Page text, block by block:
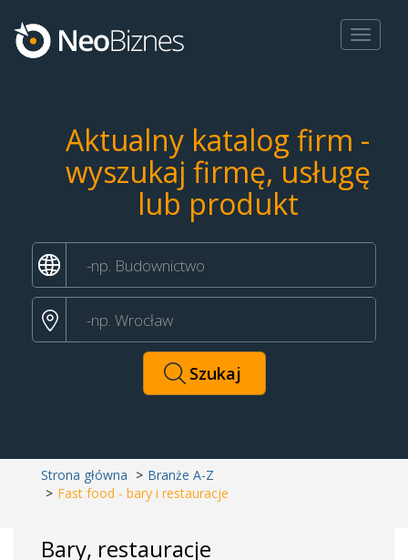
Toggle
Aktualny katalog firm -
wyszukaj firmę, usługę
lub produkt
Strona główna
Branże A-Z
Fast food - bary i restauracje
Bary, restauracje